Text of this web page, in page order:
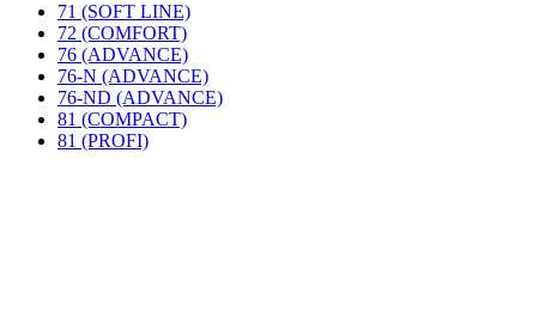
71 (SOFT LINE)
72 (COMFORT)
76 (ADVANCE)
76-N (ADVANCE)
76-ND (ADVANCE)
81 (COMPACT)
81 (PROFI)